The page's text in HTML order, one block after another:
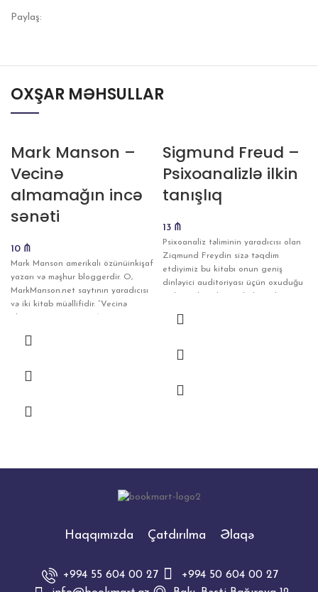
Paylaş:
OXŞAR MƏHSULLAR
Mark Manson –
Vecinə
almamağın incə
sənəti
10 ₼
Mark Manson amerikalı özünüinkişaf
yazarı və məşhur bloggerdir. O,
MarkManson.net saytının yaradıcısı
və iki kitab müəllifidir. “Vecinə
Sigmund Freud –
Psixoanalizlə ilkin
tanışlıq
13 ₼
Psixoanaliz təliminin yaradıcısı olan
Ziqmund Freydin sizə təqdim
etdiyimiz bu kitabı onun geniş
dinləyici auditoriyası üçün oxuduğu
Haqqımızda Çatdırılma Əlaqə
+994 55 604 00 27
+994 50 604 00 27